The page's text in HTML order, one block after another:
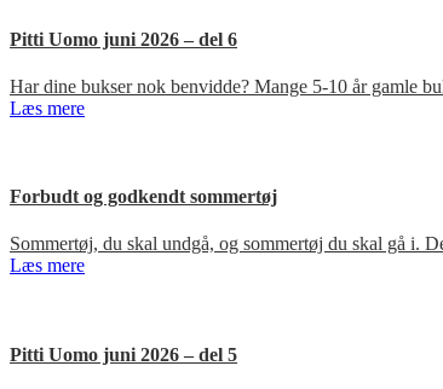
Pitti Uomo juni 2026 – del 6
Har dine bukser nok benvidde? Mange 5-10 år gamle
Læs mere
Forbudt og godkendt sommertøj
Sommertøj, du skal undgå, og sommertøj du skal gå i.
Læs mere
Pitti Uomo juni 2026 – del 5